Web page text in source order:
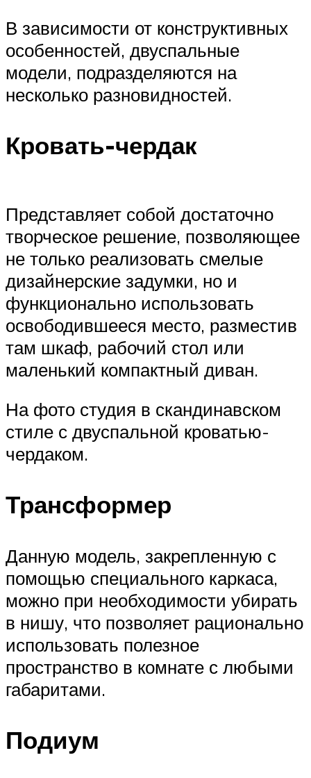
В зависимости от конструктивных
особенностей, двуспальные
модели, подразделяются на
несколько разновидностей.
Кровать-чердак
Представляет собой достаточно
творческое решение, позволяющее
не только реализовать смелые
дизайнерские задумки, но и
функционально использовать
освободившееся место, разместив
там шкаф, рабочий стол или
маленький компактный диван.
На фото студия в скандинавском
стиле с двуспальной кроватью-
чердаком.
Трансформер
Данную модель, закрепленную с
помощью специального каркаса,
можно при необходимости убирать
в нишу, что позволяет рационально
использовать полезное
пространство в комнате с любыми
габаритами.
Подиум